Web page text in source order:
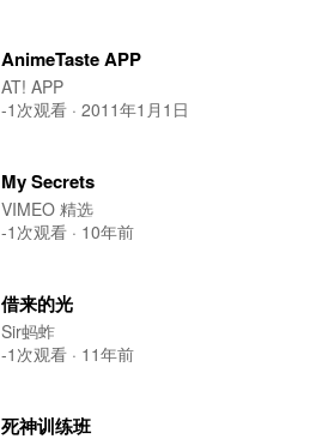
AnimeTaste APP
AT! APP
-1次观看 · 2011年1月1日
My Secrets
VIMEO 精选
-1次观看 · 10年前
借来的光
Sir蚂蚱
-1次观看 · 11年前
死神训练班